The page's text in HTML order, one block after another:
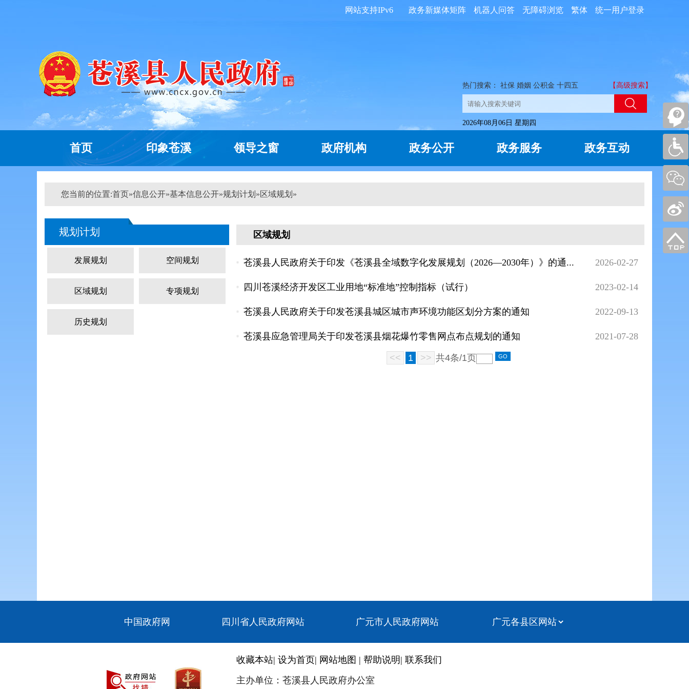
统一用户登录
繁体
无障碍浏览
机器人问答
政务新媒体矩阵
网站支持IPv6
热门搜索： 社保 婚姻 公积金 十四五 【高级搜索】
2026年08月06日 星期四
首页 印象苍溪 领导之窗 政府机构 政务公开 政务服务 政务互动
您当前的位置:首页»信息公开»基本信息公开»规划计划 »区域规划 »
规划计划
发展规划 空间规划
区域规划 专项规划
历史规划
区域规划
苍溪县人民政府关于印发《苍溪县全域数字化发展规划（2026—2030年）》的通... 2026-02-27
四川苍溪经济开发区工业用地“标准地”控制指标（试行） 2023-02-14
苍溪县人民政府关于印发苍溪县城区城市声环境功能区划分方案的通知 2022-09-13
苍溪县应急管理局关于印发苍溪县烟花爆竹零售网点布点规划的通知 2021-07-28
<< 1 >> 共4条/1页
中国政府网 四川省人民政府网站 广元市人民政府网站
收藏本站| 设为首页| 网站地图 | 帮助说明 | 联系我们
主办单位：苍溪县人民政府办公室